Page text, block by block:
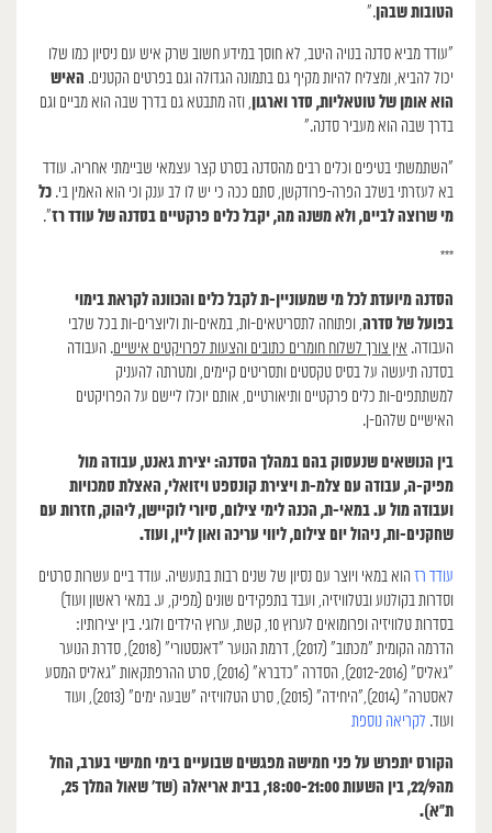
הטובות שבהן.״
״עודד מביא סדנה בנויה היטב, לא חוסך במידע חשוב שרק איש עם ניסיון כמו שלו
יכול להביא, ומצליח להיות מקיף גם בתמונה הגדולה וגם בפרטים הקטנים. האיש
הוא אומן של טוטאליות, סדר וארגון, וזה מתבטא גם בדרך שבה הוא מביים וגם
בדרך שבה הוא מעביר סדנה.״
״השתמשתי בטיפים וכלים רבים מהסדנה בסרט קצר עצמאי שביימתי אחריה. עודד
בא לעזרתי בשלב הפרה-פרודקשן, סתם ככה כי יש לו לב ענק וכי הוא האמין בי. כל
מי שרוצה לביים, ולא משנה מה, יקבל כלים פרקטיים בסדנה של עודד רז״.
***
הסדנה מיועדת לכל מי שמעוניין-ת לקבל כלים והכוונה לקראת בימוי
בפועל של סדרה, ופתוחה לתסריטאים-ות, במאים-ות וליוצרים-ות בכל שלבי
העבודה. אין צורך לשלוח חומרים כתובים והצעות לפרויקטים אישיים. העבודה
בסדנה תיעשה על בסיס טקסטים ותסריטים קיימים, ומטרתה להעניק
למשתתפים-ות כלים פרקטיים ותיאורטיים, אותם יוכלו ליישם על הפרויקטים
האישיים שלהם-ן.
בין הנושאים שנעסוק בהם במהלך הסדנה: יצירת גאנט, עבודה מול
מפיק-ה, עבודה עם צלמ-ת ויצירת קונספט ויזואלי, האצלת סמכויות
ועבודה מול ע. במאי-ת, הכנה לימי צילום, סיורי לוקיישן, ליהוק, חזרות עם
שחקנים-ות, ניהול יום צילום, ליווי עריכה ואון ליין, ועוד.
עודד רז הוא במאי ויוצר עם נסיון של שנים רבות בתעשיה. עודד ביים עשרות סרטים
וסדרות בקולנוע ובטלוויזיה, ועבד בתפקידים שונים (מפיק, ע. במאי ראשון ועוד)
בסדרות טלוויזיה ופרומואים לערוץ 10, קשת, ערוץ הילדים ולוגי. בין יצירותיו:
הדרמה הקומית “מכתוב” (2017), דרמת הנוער “דאנסטורי” (2018), סדרת הנוער
“גאליס” (2012-2016), הסדרה “כדברא” (2016), סרט ההרפתקאות “גאליס המסע
לאסטרה” (2014),”היחידה” (2015), סרט הטלוויזיה “שבעה ימים” (2013), ועוד
ועוד. לקריאה נוספת
הקורס יתפרש על פני חמישה מפגשים שבועיים בימי חמישי בערב, החל
מה22/9, בין השעות 18:00-21:00, בבית אריאלה (שד׳ שאול המלך 25,
ת״א).